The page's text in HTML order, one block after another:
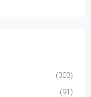
(303)
(91)